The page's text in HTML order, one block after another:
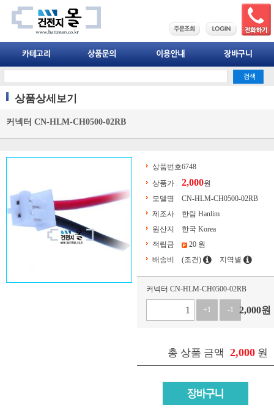
상품상세보기
커넥터 CN-HLM-CH0500-02RB
상품번호6748
상품가
2,000원
모델명
CN-HLM-CH0500-02RB
제조사
한림 Hanlim
원산지
한국 Korea
적립금
20 원
배송비
(조건) 지역별
커넥터 CN-HLM-CH0500-02RB
+1 -1 2,000원
총 상품 금액 2,000 원